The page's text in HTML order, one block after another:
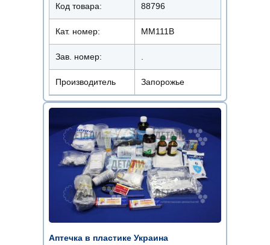
Код товара: 88796
Кат. номер: ММ111В
Зав. номер:
Производитель Запорожье
Аптечка в пластике Украина